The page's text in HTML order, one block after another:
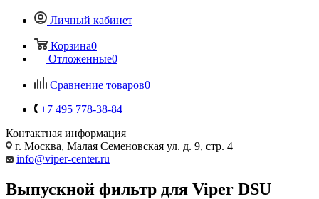
Личный кабинет
Корзина0
Отложенные0
Сравнение товаров0
+7 495 778-38-84
Контактная информация
г. Москва, Малая Семеновская ул. д. 9, стр. 4
info@viper-center.ru
Выпускной фильтр для Viper DSU